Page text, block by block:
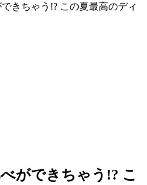
きちゃう!? この夏最高のディ
ができちゃう!? こ